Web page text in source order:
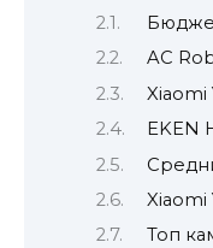
AC
Xiaomi
EKEN
Xiaomi
Топ